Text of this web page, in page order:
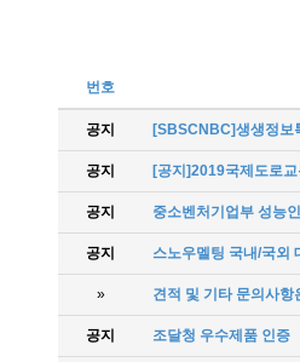
번호
공지 [SBSCNBC]생생정보
공지 [공지]2019국제도로교
공지 중소벤처기업부 성능
공지 스노우멜팅 국내/국외
» 견적 및 기타 문의사
공지 조달청 우수제품 인증